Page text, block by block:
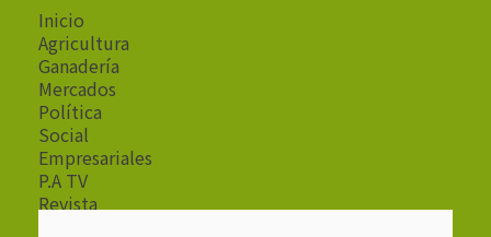
Inicio
Agricultura
Ganadería
Mercados
Política
Social
Empresariales
P.A TV
Revista